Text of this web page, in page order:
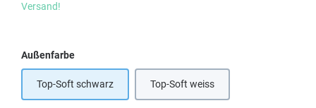
Versand!
Außenfarbeauswählen
Top-Soft schwarz Top-Soft weiss